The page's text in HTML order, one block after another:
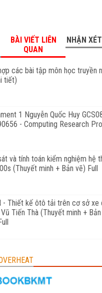
BÀI VIẾT LIÊN
QUAN
NHẬN
các bài tập môn học truyền
tiết)
1 Nguyễn Quốc Huy
- Computing Research
và tính toán kiểm nghiệm hệ
(Thuyết minh + Bản vẽ) Full
- Thiết kế ôtô tải trên cơ sở xe
Tiến Thà (Thuyết minh +